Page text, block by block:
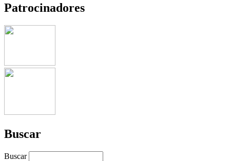
Patrocinadores
Buscar
Buscar